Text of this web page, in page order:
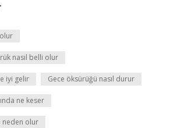
nasıl belli olur
iyi gelir Gece öksürüğü nasıl durur
ne keser
neden olur